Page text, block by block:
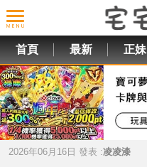
首頁 最新 正妹
2026年06月16日 發表 :凌凌漆